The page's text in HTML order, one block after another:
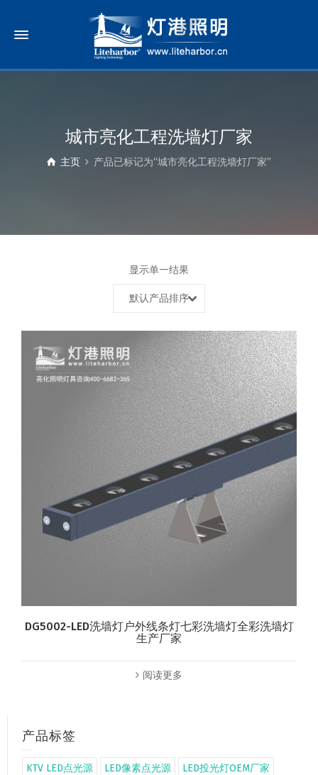
城市亮化工程洗墙灯厂家
主页 产品已标记为“城市亮化工程洗墙灯厂家”
显示单一结果
默认产品排序
DG5002-LED洗墙灯户外线条灯七彩洗墙灯全彩洗墙灯
生产厂家
阅读更多
产品标签
KTV LED点光源 LED像素点光源 LED投光灯OEM厂家